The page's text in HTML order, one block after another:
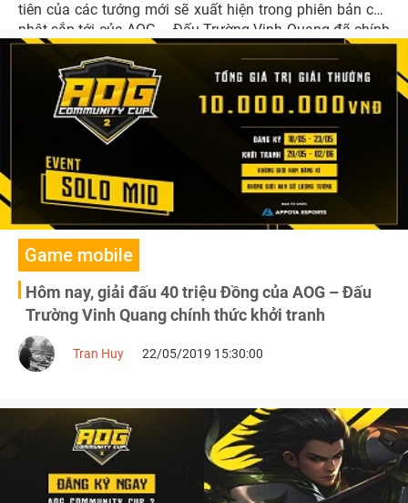
tiên của các tướng mới sẽ xuất hiện trong phiên bản cập
nhật sắp tới của AOG – Đấu Trường Vinh Quang đã chính
thức “xuất đầu lộ diện”.
Game mobile
Hôm nay, giải đấu 40 triệu Đồng của AOG – Đấu
Trường Vinh Quang chính thức khởi tranh
Tran Huy 22/05/2019 15:30:00